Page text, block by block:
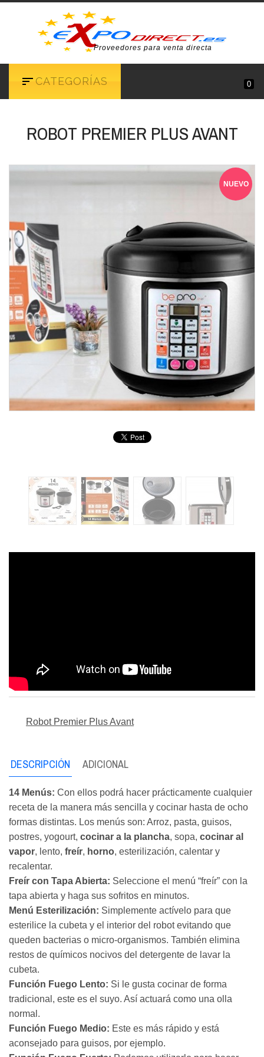
Proveedores para venta directa
CATEGORÍAS 0
ROBOT PREMIER PLUS AVANT
NUEVO
Robot Premier Plus Avant
DESCRIPCIÓN ADICIONAL
14 Menús: Con ellos podrá hacer prácticamente cualquier
receta de la manera más sencilla y cocinar hasta de ocho
formas distintas. Los menús son: Arroz, pasta, guisos,
postres, yogourt, cocinar a la plancha, sopa, cocinar al
vapor, lento, freír, horno, esterilización, calentar y
recalentar.
Freír con Tapa Abierta: Seleccione el menú “freír” con la
tapa abierta y haga sus sofritos en minutos.
Menú Esterilización: Simplemente actívelo para que
esterilice la cubeta y el interior del robot evitando que
queden bacterias o micro-organismos. También elimina
restos de químicos nocivos del detergente de lavar la
cubeta.
Función Fuego Lento: Si le gusta cocinar de forma
tradicional, este es el suyo. Así actuará como una olla
normal.
Función Fuego Medio: Este es más rápido y está
aconsejado para guisos, por ejemplo.